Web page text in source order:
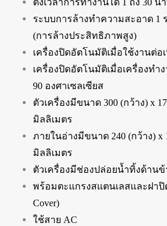
ตั้งเวลาการทำงานได้ 1 ถึง 30
ระบบการล้างทำความสะอาด 1
(การล้างประสิทธิภาพสูง)
เครื่องปิดอัตโนมัติเมื่อใช้งานต่อ
เครื่องปิดอัตโนมัติเมื่อเครื่องท
90 องศาเซลเซียส
ตัวเครื่องมีขนาด 300 (กว้าง) x
มิลลิเมตร
ภายในอ่างมีขนาด 240 (กว้าง) x
มิลลิเมตร
ตัวเครื่องมีช่องปล่อยน้ำทิ้งด้านข้
พร้อมตะแกรงสแตนเลสและฝาปิ
Cover)
ใช้สาย AC